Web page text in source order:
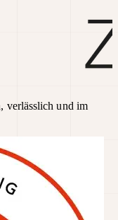
verlässlich und im